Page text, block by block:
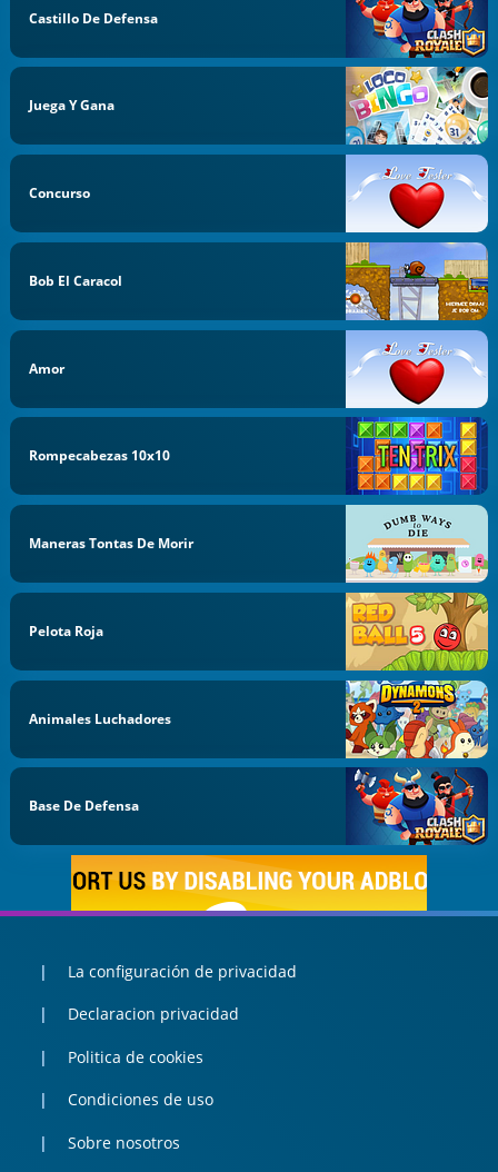
Castillo De Defensa
Juega Y Gana
Concurso
Bob El Caracol
Amor
Rompecabezas 10x10
Maneras Tontas De Morir
Pelota Roja
Animales Luchadores
Base De Defensa
La configuración de privacidad
Declaracion privacidad
Politica de cookies
Condiciones de uso
Sobre nosotros